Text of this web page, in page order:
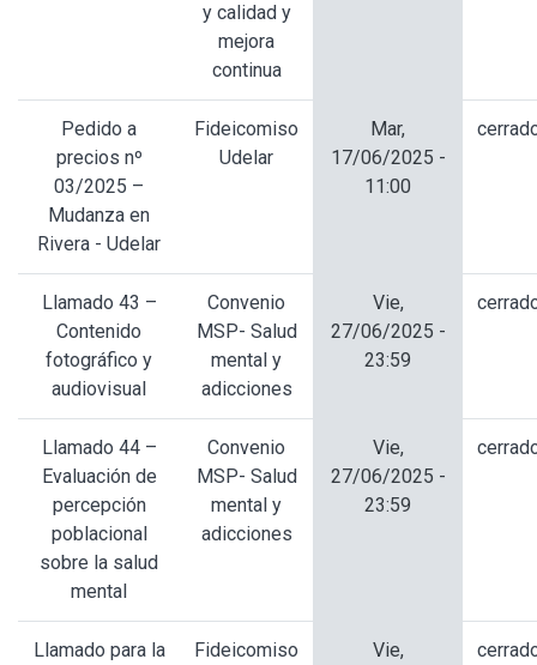
y calidad y
mejora
continua
Pedido a
precios nº
03/2025 –
Mudanza en
Rivera - Udelar
Fideicomiso
Udelar
Mar,
17/06/2025 -
11:00
Llamado 43 –
Contenido
fotográfico y
audiovisual
Convenio
MSP- Salud
mental y
adicciones
Vie,
27/06/2025 -
23:59
Llamado 44 –
Evaluación de
percepción
poblacional
sobre la salud
mental
Convenio
MSP- Salud
mental y
adicciones
Vie,
27/06/2025 -
23:59
Llamado para la Fideicomiso Vie,